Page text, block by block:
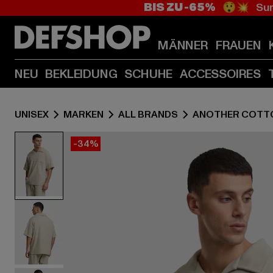
BIS ZU -65% 😲💥
MÄNNER FRAUEN
NEU BEKLEIDUNG SCHUHE ACCESSOIRES
UNISEX MARKEN ALL BRANDS ANOTHER
-34%